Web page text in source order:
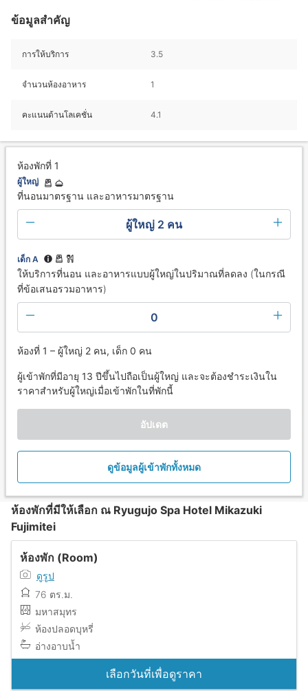
ข้อมูลสำคัญ
การให้บริการ 3.5
จำนวนห้องอาหาร 1
คะแนนด้านโลเคชั่น 4.1
ห้องพักที่ 1
ผู้ใหญ่
ที่นอนมาตรฐาน และอาหารมาตรฐาน
ผู้ใหญ่ 2 คน
เด็ก A
ให้บริการที่นอน และอาหารแบบผู้ใหญ่ในปริมาณที่ลดลง (ในกรณี
ที่ข้อเสนอรวมอาหาร)
0
ห้องที่ 1 – ผู้ใหญ่ 2 คน, เด็ก 0 คน
ผู้เข้าพักที่มีอายุ 13 ปีขึ้นไปถือเป็นผู้ใหญ่ และจะต้องชำระเงินใน
ราคาสำหรับผู้ใหญ่เมื่อเข้าพักในที่พักนี้
อัปเดต
ดูข้อมูลผู้เข้าพักทั้งหมด
ห้องพักที่มีให้เลือก ณ Ryugujo Spa Hotel Mikazuki
Fujimitei
ห้องพัก (Room)
ดูรูป
76 ตร.ม.
มหาสมุทร
ห้องปลอดบุหรี่
อ่างอาบน้ำ
เลือกวันที่เพื่อดูราคา